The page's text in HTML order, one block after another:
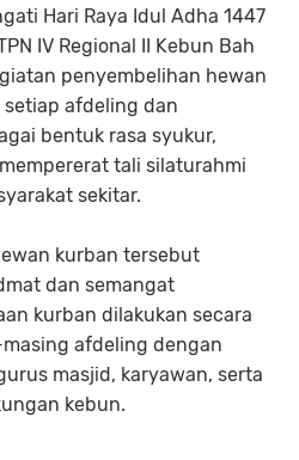
Hari Raya Idul Adha 1447
IV Regional II Kebun Bah
penyembelihan hewan
afdeling dan
bentuk rasa syukur,
tali silaturahmi
sekitar.
kurban tersebut
dan semangat
kurban dilakukan secara
afdeling dengan
masjid, karyawan, serta
kebun.